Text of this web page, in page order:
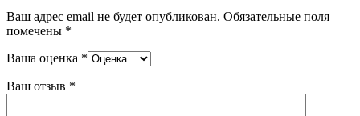
Ваш адрес email не будет опубликован. Обязательные поля
помечены *
Ваша оценка *
Ваш отзыв *